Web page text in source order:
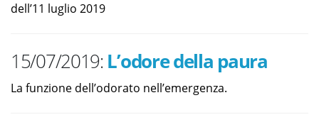
dell’11 luglio 2019
15/07/2019: L’odore della paura
La funzione dell’odorato nell’emergenza.